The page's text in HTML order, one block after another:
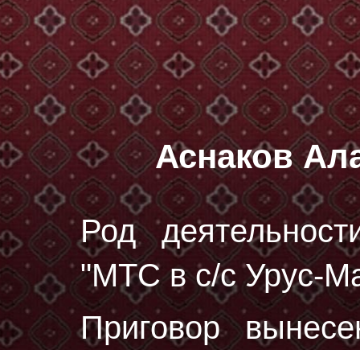
Аснаков
Род
"МТС в с/с Урус-
Приговор